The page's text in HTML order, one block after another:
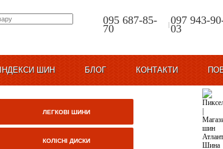
095 687-85-
70 |097 943-
03
ІНДЕКСИ ШИН БЛОГ КОНТАКТИ
ЛЕГКОВІ ШИНИ
КОЛІСНІ ДИСКИ